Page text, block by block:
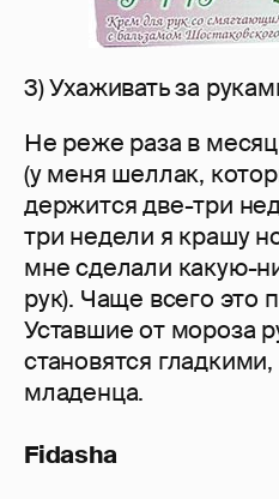
3) Ухаживать за
Не реже раза в
(у меня шеллак,
держится две-три
три недели я крашу
мне сделали какую-
рук). Чаще всего это
Уставшие от мороза
становятся
младенца.
Fidasha